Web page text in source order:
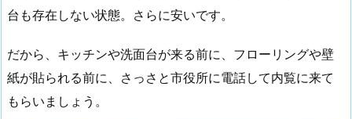
台も存在しない状態。さらに安いです。
だから、キッチンや洗面台が来る前に、フローリングや壁
紙が貼られる前に、さっさと市役所に電話して内覧に来て
もらいましょう。